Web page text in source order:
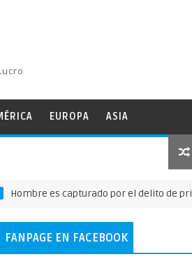
EUROPA ASIA
es capturado por el delito de
FANPAGE EN FACEBOOK